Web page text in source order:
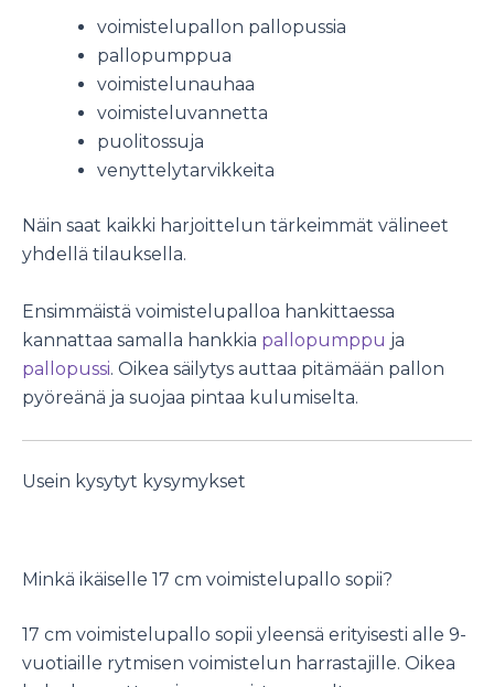
voimistelupallon pallopussia
pallopumppua
voimistelunauhaa
voimisteluvannetta
puolitossuja
venyttelytarvikkeita
Näin saat kaikki harjoittelun tärkeimmät välineet
yhdellä tilauksella.
Ensimmäistä voimistelupalloa hankittaessa
kannattaa samalla hankkia pallopumppu ja
pallopussi. Oikea säilytys auttaa pitämään pallon
pyöreänä ja suojaa pintaa kulumiselta.
Usein kysytyt kysymykset
Minkä ikäiselle 17 cm voimistelupallo sopii?
17 cm voimistelupallo sopii yleensä erityisesti alle 9-
vuotiaille rytmisen voimistelun harrastajille. Oikea